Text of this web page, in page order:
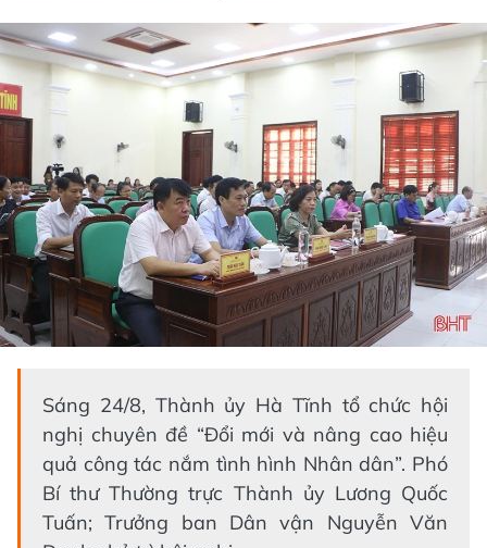
Sáng 24/8, Thành ủy Hà Tĩnh tổ chức hội
nghị chuyên đề “Đổi mới và nâng cao hiệu
quả công tác nắm tình hình Nhân dân”. Phó
Bí thư Thường trực Thành ủy Lương Quốc
Tuấn; Trưởng ban Dân vận Nguyễn Văn